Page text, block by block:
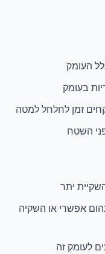
העומק
בעומק
זמן לחלחל למטה
השטח
יתר
אפשרי או השקיה
לעומק זה